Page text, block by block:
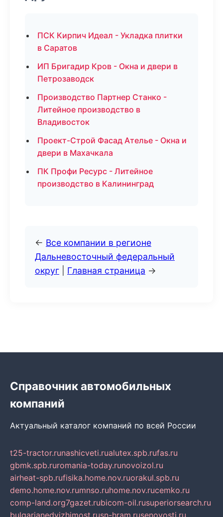
ПСК Кирпич Идеал - Укладка плитки
в Саратов
ИП Бригадир Кров - Окна и двери в
Петрозаводск
Производство Партнер Станко -
Литейное производство в
Владивосток
Проект-Строй Фасад Ателье - Окна и
двери в Махачкала
ПК Профи Ресурс - Литейное
производство в Калининград
← Все компании в регионе
Дальневосточный федеральный
округ
Главная страница →
Справочник автомобильных
компаний
Актуальный каталог компаний по всей России
t25-tractor.runashicveti.rualutex.spb.rufas.ru
gbmk.spb.ruromania-today.runovoizol.ru
airheat-spb.rufisika.home.nov.ruorakul.spb.ru
demo.home.nov.rumnso.ruhome.nov.rucemko.ru
comp-land.org7gazet.rubicom-oil.rusuperiorsearch.ru
bulgarianedvizhimost.rusn-hram.rusenovosti.ru